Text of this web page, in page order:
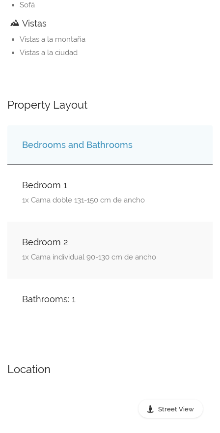
Sofá
Vistas
Vistas a la montaña
Vistas a la ciudad
Property Layout
Bedrooms and Bathrooms
Bedroom 1
1x Cama doble 131-150 cm de ancho
Bedroom 2
1x Cama individual 90-130 cm de ancho
Bathrooms: 1
Location
Street View